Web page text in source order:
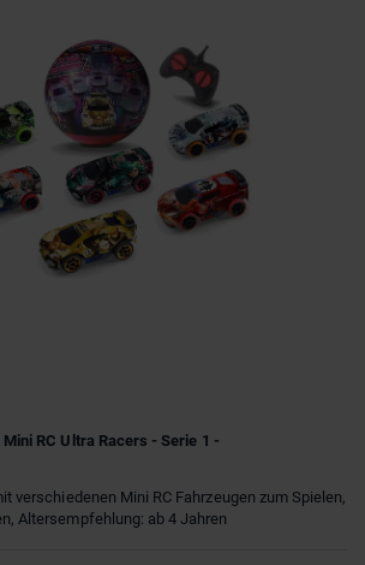
RC Ultra Racers - Serie 1 -
verschiedenen Mini RC Fahrzeugen zum Spielen,
Altersempfehlung: ab 4 Jahren